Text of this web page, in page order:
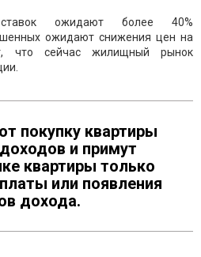
ожидают более 40%
ожидают снижения цен на
что сейчас жилищный рынок
покупку квартиры
и примут
квартиры только
или появления
дохода.